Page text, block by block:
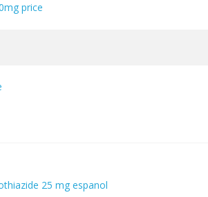
price
25 mg espanol